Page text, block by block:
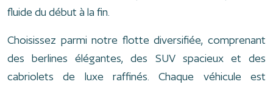
fluide du début à la fin.
Choisissez parmi notre flotte diversifiée, comprenant
des berlines élégantes, des SUV spacieux et des
cabriolets de luxe raffinés. Chaque véhicule est